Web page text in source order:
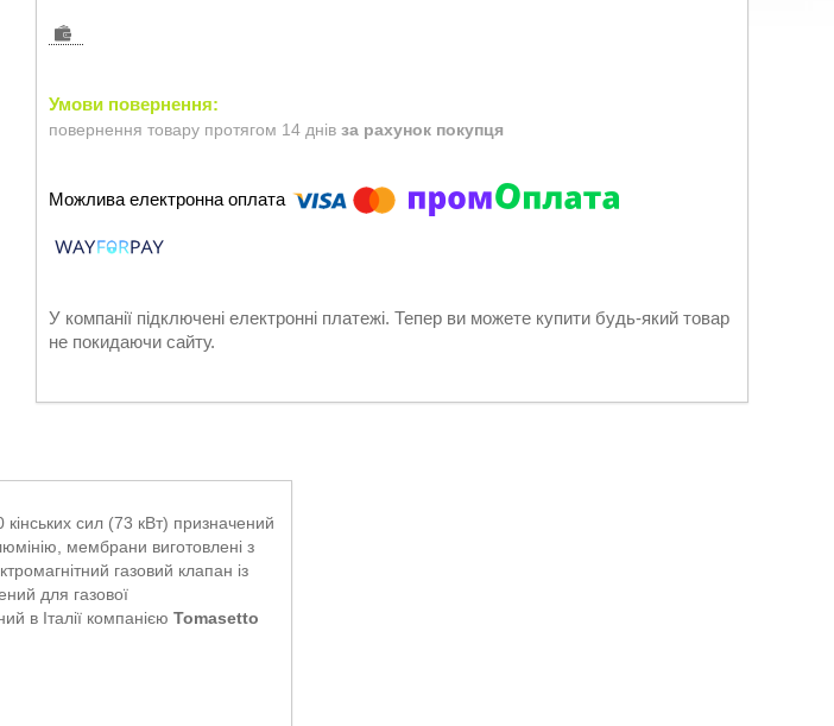
повернення товару протягом 14 днів за рахунок покупця
У компанії підключені електронні платежі. Тепер ви можете купити будь-який товар
не покидаючи сайту.
кінських сил (73 кВт) призначений
мембрани виготовлені з
газовий клапан із
для газової
в Італії компанією Tomasetto